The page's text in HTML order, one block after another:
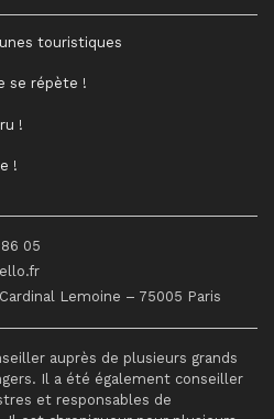
touristiques
se répète !
!
!
05
Lemoine – 75005 Paris
auprès de plusieurs grands
Il a été également conseiller
et responsables de